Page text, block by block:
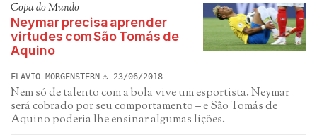
Copa do Mundo
Neymar precisa aprender
virtudes com São Tomás de
Aquino
FLAVIO MORGENSTERN 23/06/2018
Nem só de talento com a bola vive um esportista. Neymar
será cobrado por seu comportamento – e São Tomás de
Aquino poderia lhe ensinar algumas lições.